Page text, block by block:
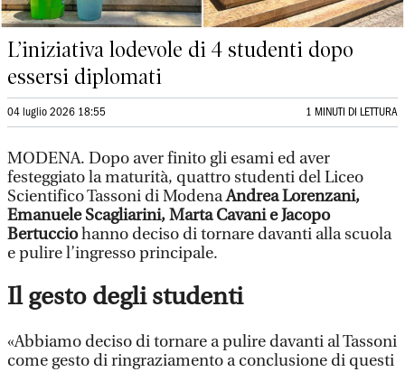
L’iniziativa lodevole di 4 studenti dopo
essersi diplomati
04 luglio 2026 18:55 1 MINUTI DI LETTURA
MODENA. Dopo aver finito gli esami ed aver
festeggiato la maturità, quattro studenti del Liceo
Scientifico Tassoni di ModenaAndrea Lorenzani,
Emanuele Scagliarini, Marta Cavani e Jacopo
Bertucciohanno deciso di tornare davanti alla scuola
e pulire l’ingresso principale.
Il gesto degli studenti
«Abbiamo deciso di tornare a pulire davanti al Tassoni
come gesto di ringraziamento a conclusione di questi